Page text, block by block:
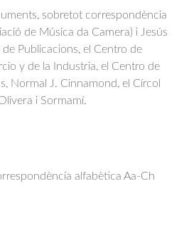
sobretot correspondència
de Música da Camera) i Jesús
Publicacions, el Centro de
y de la Industria, el Centro de
Normal J. Cinnamond, el Círcol
i Sormamí.
alfabètica Aa-Ch